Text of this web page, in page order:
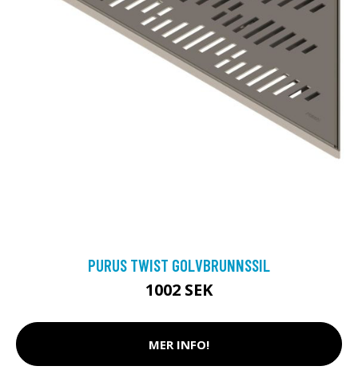
PURUS TWIST GOLVBRUNNSSIL
1002 SEK
MER INFO!